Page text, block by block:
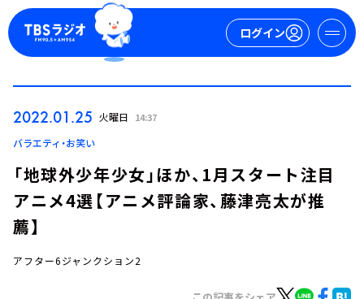
ログイン
ログイン
2022.01.25 火曜日 14:37
バラエティ・お笑い
「地球外少年少女」ほか、1月スタート注目
アニメ4選【アニメ評論家、藤津亮太が推
薦】
アフター6ジャンクション2